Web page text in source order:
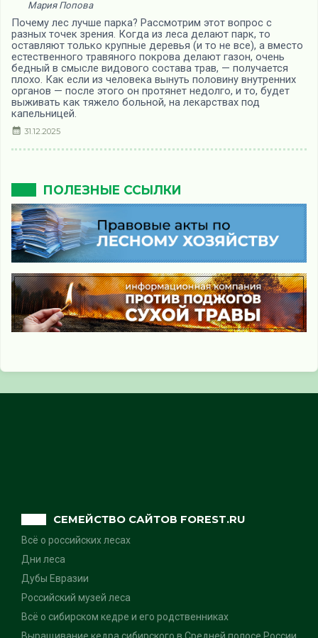
Мария Попова
Почему лес лучше парка? Рассмотрим этот вопрос с
разных точек зрения. Когда из леса делают парк, то
оставляют только крупные деревья (и то не все), а вместо
естественного травяного покрова делают газон, очень
бедный в смысле видового состава трав, — получается
плохо. Как если из человека вынуть половину внутренних
органов — после этого он протянет недолго, и то, будет
выживать как тяжело больной, на лекарствах под
капельницей.
31.12.2025
ПОЛЕЗНЫЕ ССЫЛКИ
СЕМЕЙСТВО САЙТОВ FOREST.RU
Всё о российских лесах
Дни леса
Дубы Евразии
Российский музей леса
Всё о сибирском кедре и его родственниках